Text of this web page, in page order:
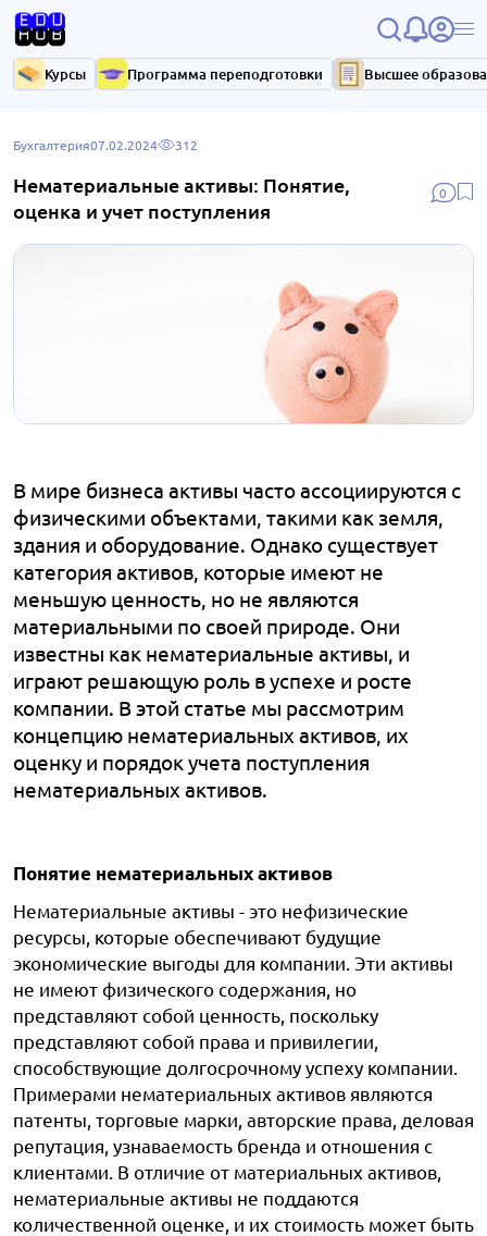
Курсы Программа переподготовки Высшее
0
Бухгалтерия07.02.2024 312
Нематериальные активы: Понятие,
оценка и учет поступления
В мире бизнеса активы часто ассоциируются с
физическими объектами, такими как земля,
здания и оборудование. Однако существует
категория активов, которые имеют не
меньшую ценность, но не являются
материальными по своей природе. Они
известны как нематериальные активы, и
играют решающую роль в успехе и росте
компании. В этой статье мы рассмотрим
концепцию нематериальных активов, их
оценку и порядок учета поступления
нематериальных активов.
Понятие нематериальных активов
Нематериальные активы - это нефизические
ресурсы, которые обеспечивают будущие
экономические выгоды для компании. Эти активы
не имеют физического содержания, но
представляют собой ценность, поскольку
представляют собой права и привилегии,
способствующие долгосрочному успеху компании.
Примерами нематериальных активов являются
патенты, торговые марки, авторские права, деловая
репутация, узнаваемость бренда и отношения с
клиентами. В отличие от материальных активов,
нематериальные активы не поддаются
количественной оценке, и их стоимость может быть